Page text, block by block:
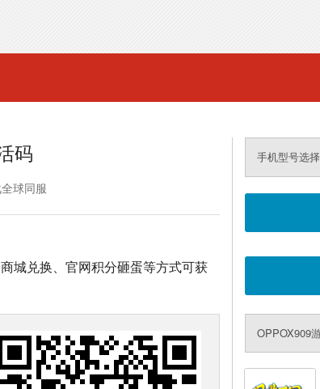
码
球同服
城兑换、官网积分砸蛋等方式可获
手机型号选择
OPPOX909